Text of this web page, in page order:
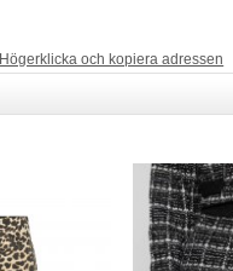
Högerklicka och kopiera adressen